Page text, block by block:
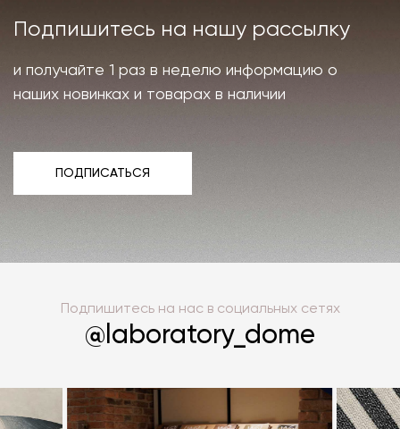
Подпишитесь на нашу рассылку
и получайте 1 раз в неделю информацию о
наших новинках и товарах в наличии
ПОДПИСАТЬСЯ
Подпишитесь на нас в социальных сетях
@laboratory_dome